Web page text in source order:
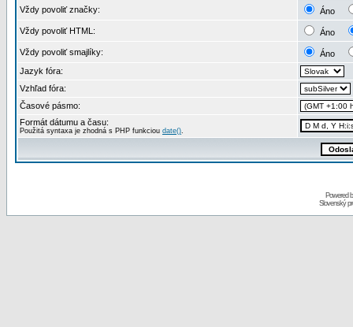
Vždy povoliť značky: Áno
Vždy povoliť HTML: Áno
Vždy povoliť smajlíky:
Áno
Jazyk fóra:
Vzhľad fóra:
Časové pásmo:
Formát dátumu a času:
Použitá syntaxa je zhodná s PHP funkciou date().
Powered
Slovenský